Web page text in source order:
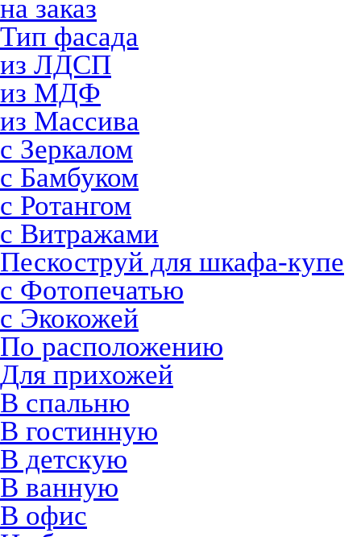
на заказ
Тип фасада
из ЛДСП
из МДФ
из Массива
с Зеркалом
с Бамбуком
с Ротангом
с Витражами
Пескоструй для шкафа-купе
с Фотопечатью
с Экокожей
По расположению
Для прихожей
В спальню
В гостинную
В детскую
В ванную
В офис